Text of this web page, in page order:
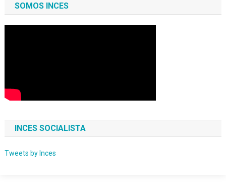
SOMOS INCES
INCES SOCIALISTA
Tweets by Inces